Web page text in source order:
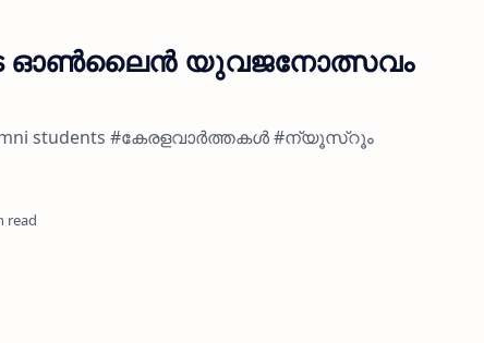
ഓണ്‍ലൈന്‍ യുവജനോത്സവം
students #കേരളവാർത്തകൾ #ന്യൂസ്റൂം
read